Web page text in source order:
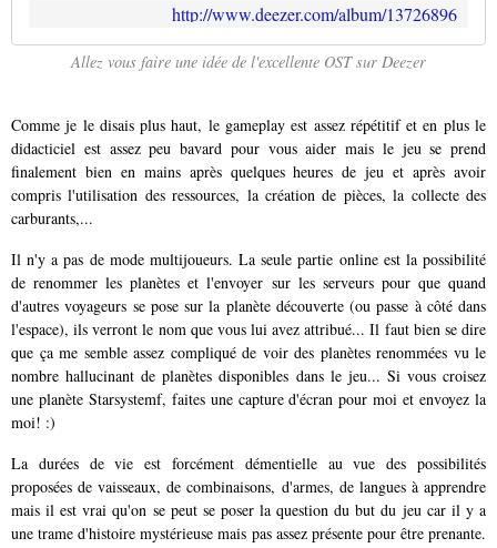
http://www.deezer.com/album/13726896
Allez vous faire une idée de l'excellente OST sur Deezer
Comme je le disais plus haut, le gameplay est assez répétitif et en plus le
didacticiel est assez peu bavard pour vous aider mais le jeu se prend
finalement bien en mains après quelques heures de jeu et après avoir
compris l'utilisation des ressources, la création de pièces, la collecte des
carburants,...
Il n'y a pas de mode multijoueurs. La seule partie online est la possibilité
de renommer les planètes et l'envoyer sur les serveurs pour que quand
d'autres voyageurs se pose sur la planète découverte (ou passe à côté dans
l'espace), ils verront le nom que vous lui avez attribué... Il faut bien se dire
que ça me semble assez compliqué de voir des planètes renommées vu le
nombre hallucinant de planètes disponibles dans le jeu... Si vous croisez
une planète Starsystemf, faites une capture d'écran pour moi et envoyez la
moi! :)
La durées de vie est forcément démentielle au vue des possibilités
proposées de vaisseaux, de combinaisons, d'armes, de langues à apprendre
mais il est vrai qu'on se peut se poser la question du but du jeu car il y a
une trame d'histoire mystérieuse mais pas assez présente pour être prenante.